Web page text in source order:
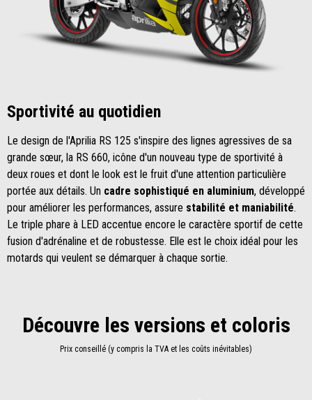
Sportivité au quotidien
Le design de l'Aprilia RS 125 s'inspire des lignes agressives de sa
grande sœur, la RS 660, icône d'un nouveau type de sportivité à
deux roues et dont le look est le fruit d'une attention particulière
portée aux détails. Un cadre sophistiqué en aluminium, développé
pour améliorer les performances, assure stabilité et maniabilité.
Le triple phare à LED accentue encore le caractère sportif de cette
fusion d'adrénaline et de robustesse. Elle est le choix idéal pour les
motards qui veulent se démarquer à chaque sortie.
Découvre les versions et coloris
Prix conseillé (y compris la TVA et les coûts inévitables)